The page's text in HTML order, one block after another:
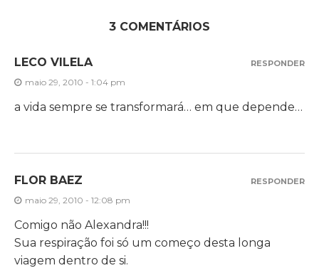
3 COMENTÁRIOS
LECO VILELA
maio 29, 2010 - 1:04 pm
a vida sempre se transformará… em que depende…
RESPONDER
FLOR BAEZ
maio 29, 2010 - 12:08 pm
Comigo não Alexandra!!!
Sua respiração foi só um começo desta longa
viagem dentro de si.
RESPONDER